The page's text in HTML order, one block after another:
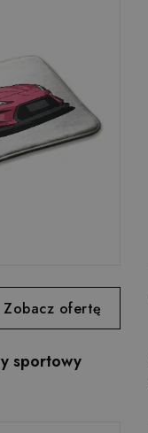
Zobacz ofertę
sportowy